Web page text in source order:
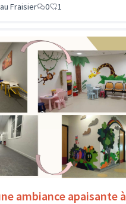
Fraisier 0 1
ambiance apaisante à